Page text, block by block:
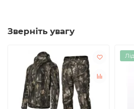
Зверніть увагу